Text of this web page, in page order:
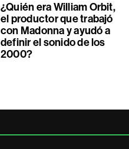
¿Quién era William Orbit,
el productor que trabajó
con Madonna y ayudó a
definir el sonido de los
2000?